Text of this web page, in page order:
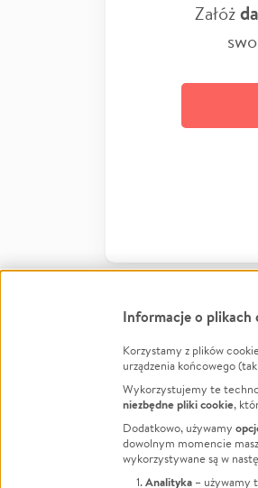
Załóż
FacebookTwitter
LinkedInTikTok Youtube
Informacje o plikach
Korzystamy z plików
urządzenia końcowego
Wykorzystujemy te
niezbędne pliki cookie,
Dodatkowo, używamy
dowolnym momencie
wykorzystywane są w
Analityka – używamy